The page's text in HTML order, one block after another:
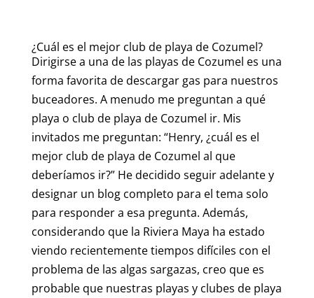
¿Cuál es el mejor club de playa de Cozumel?
Dirigirse a una de las playas de Cozumel es una
forma favorita de descargar gas para nuestros
buceadores. A menudo me preguntan a qué
playa o club de playa de Cozumel ir. Mis
invitados me preguntan: “Henry, ¿cuál es el
mejor club de playa de Cozumel al que
deberíamos ir?” He decidido seguir adelante y
designar un blog completo para el tema solo
para responder a esa pregunta. Además,
considerando que la Riviera Maya ha estado
viendo recientemente tiempos difíciles con el
problema de las algas sargazas, creo que es
probable que nuestras playas y clubes de playa